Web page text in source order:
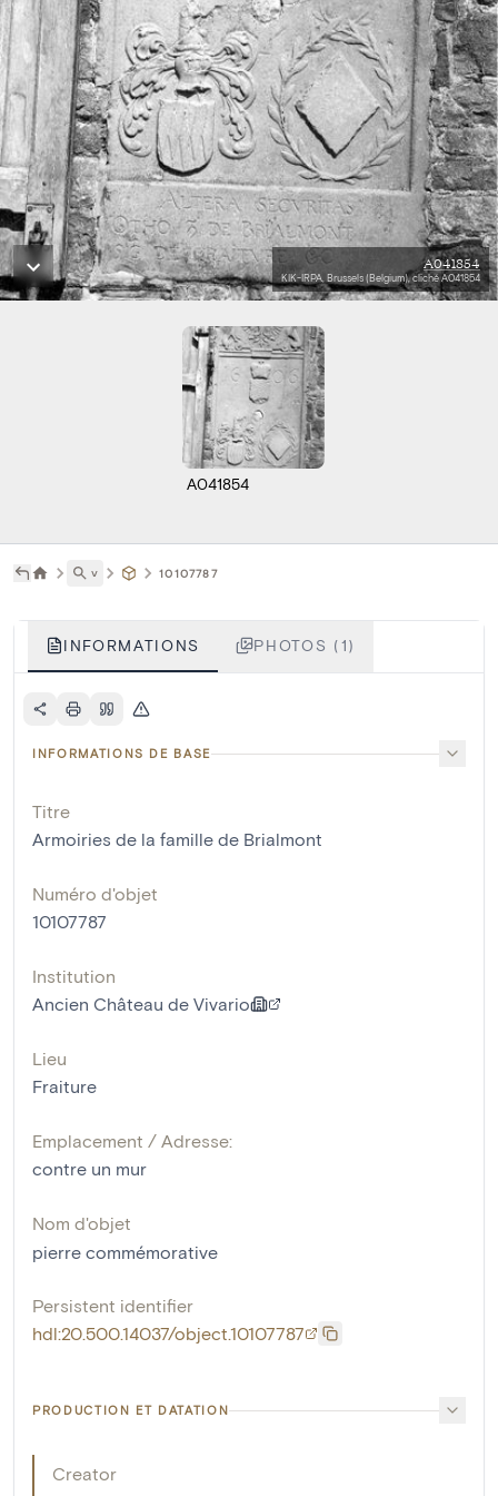
A041854
KIK-IRPA, Brussels (Belgium), cliché A041854
A041854
˅ 10107787
INFORMATIONS PHOTOS (1)
INFORMATIONS DE BASE
Titre
Armoiries de la famille de Brialmont
Numéro d'objet
10107787
Institution
Ancien Château de Vivario
Lieu
Fraiture
Emplacement / Adresse:
contre un mur
Nom d'objet
pierre commémorative
Persistent identifier
hdl:20.500.14037/object.10107787
PRODUCTION ET DATATION
Creator